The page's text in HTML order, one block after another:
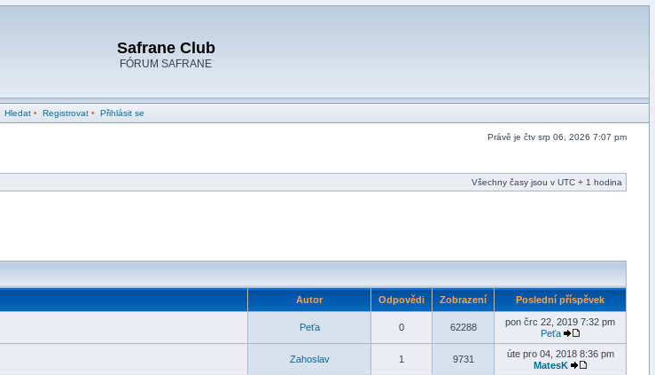
Safrane Club
FÓRUM SAFRANE
Hledat• Registrovat• Přihlásit se
Právě je čtv srp 06, 2026 7:07 pm
Všechny časy jsou v UTC + 1 hodina
Autor Odpovědi Zobrazení Poslední příspěvek
Peťa 0 62288
pon črc 22, 2019 7:32 pm
Peťa
Zahoslav 1 9731
úte pro 04, 2018 8:36 pm
MatesK